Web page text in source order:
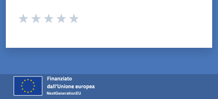
Valuta da 1 a 5 stelle la pagina